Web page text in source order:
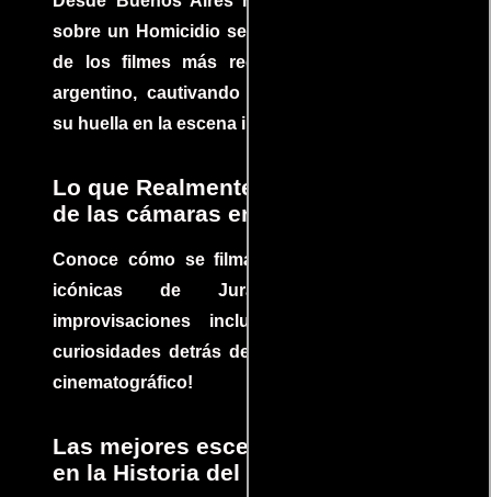
sobre un Homicidio se ha convertido en uno
de los filmes más recomendados del cine
argentino, cautivando audiencias y dejando
su huella en la escena internacional.
Lo que Realmente Sucedió detrás
de las cámaras en Jurassic Park
Conoce cómo se filmaron algunas escenas
icónicas de Jurassic Park, con
improvisaciones incluidas. ¡Descubre las
curiosidades detrás del rodaje de un clásico
cinematográfico!
Las mejores escenas de acción
en la Historia del cine